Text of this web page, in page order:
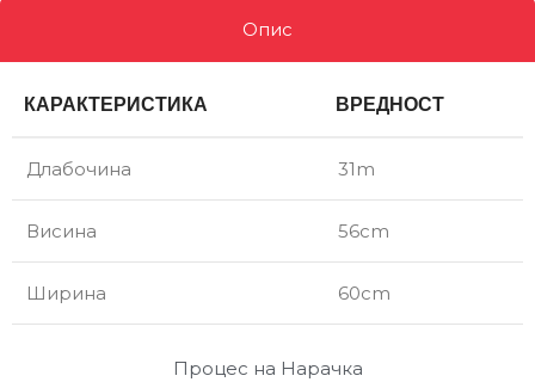
Опис
Процес на Нарачка
КАРАКТЕРИСТИКА ВРЕДНОСТ
Длабочина 31m
Висина 56cm
Ширина 60cm